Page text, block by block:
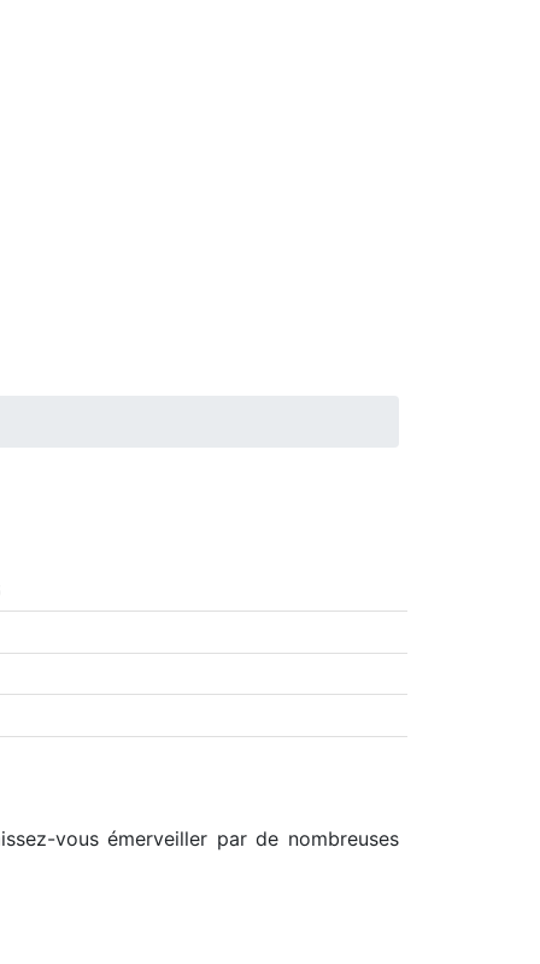
vous émerveiller par de nombreuses